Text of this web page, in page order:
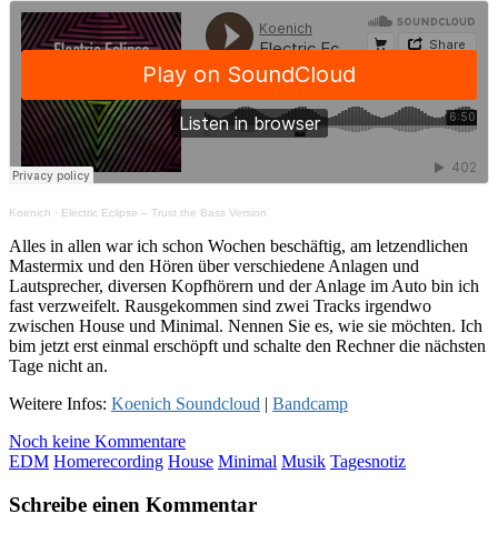
Koenich · Electric Eclipse – Trust the Bass Version
Alles in allen war ich schon Wochen beschäftig, am letzendlichen
Mastermix und den Hören über verschiedene Anlagen und
Lautsprecher, diversen Kopfhörern und der Anlage im Auto bin ich
fast verzweifelt. Rausgekommen sind zwei Tracks irgendwo
zwischen House und Minimal. Nennen Sie es, wie sie möchten. Ich
bim jetzt erst einmal erschöpft und schalte den Rechner die nächsten
Tage nicht an.
Weitere Infos: Koenich Soundcloud | Bandcamp
Noch keine Kommentare
EDM Homerecording House Minimal Musik Tagesnotiz
Schreibe einen Kommentar